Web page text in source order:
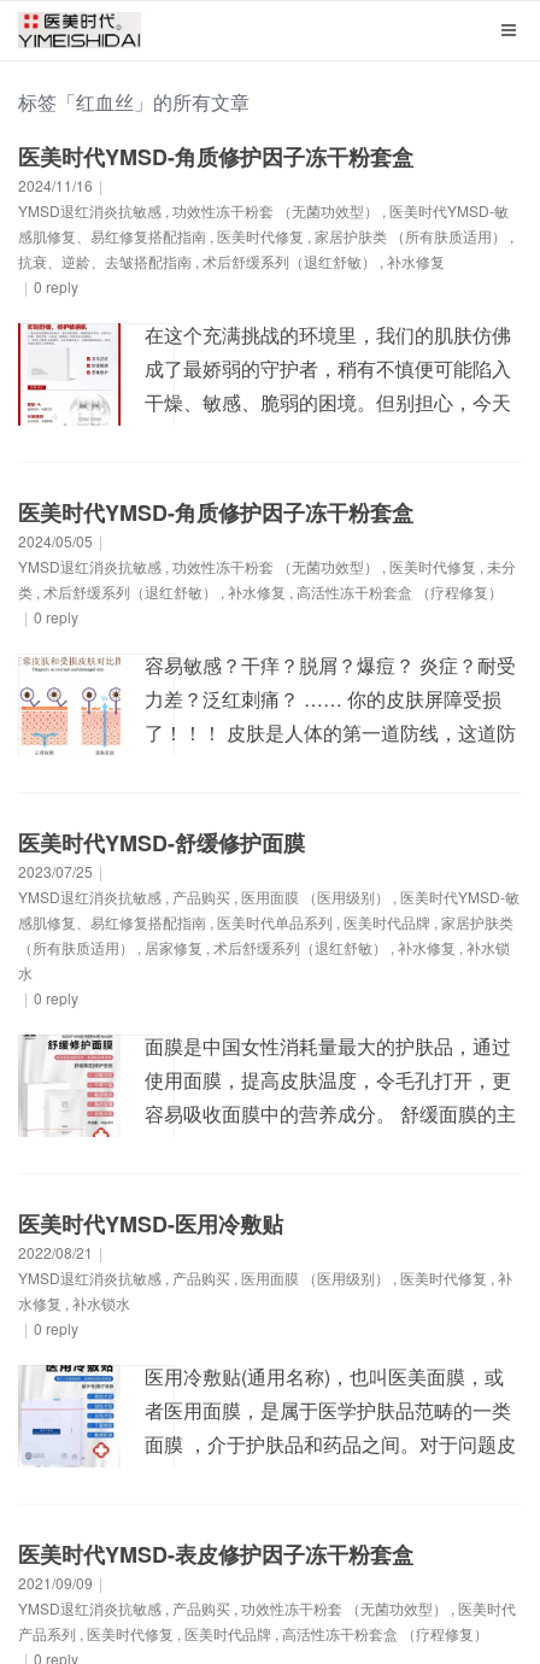
标签「红血丝」的所有文章
医美时代YMSD-角质修护因子冻干粉套盒
2024/11/16 |
YMSD退红消炎抗敏感 , 功效性冻干粉套 （无菌功效型） , 医美时代YMSD-敏
感肌修复、易红修复搭配指南 , 医美时代修复 , 家居护肤类 （所有肤质适用）
,
抗衰、逆龄、去皱搭配指南 , 术后舒缓系列（退红舒敏） , 补水修复
| 0 reply
在这个充满挑战的环境里，我们的肌肤仿佛
成了最娇弱的守护者，稍有不慎便可能陷入
干燥、敏感、脆弱的困境。但别担心，今天
力量，专为解决肌肤屏障问题而生，让你轻
代YMSD-角质修护因子冻干粉套盒首先以其
卓越的屏障修...
医美时代YMSD-角质修护因子冻干粉套盒
2024/05/05 |
YMSD退红消炎抗敏感 , 功效性冻干粉套 （无菌功效型） , 医美时代修复 , 未分
类 , 术后舒缓系列（退红舒敏） , 补水修复 , 高活性冻干粉套盒 （疗程修复）
| 0 reply
容易敏感？干痒？脱屑？爆痘？ 炎症？耐受
力差？泛红刺痛？ …… 你的皮肤屏障受损
了！！！ 皮肤是人体的第一道防线，这道防
抗炎的作用。如果皮肤屏障受损，会使皮肤
问题。敏感肌用户最为集中的年龄段是26-30
岁，其中熬...
医美时代YMSD-舒缓修护面膜
2023/07/25 |
YMSD退红消炎抗敏感 , 产品购买 , 医用面膜 （医用级别） , 医美时代YMSD-敏
感肌修复、易红修复搭配指南 , 医美时代单品系列 , 医美时代品牌 , 家居护肤类
（所有肤质适用）
, 居家修复 , 术后舒缓系列（退红舒敏） , 补水修复 , 补水锁
水
| 0 reply
面膜是中国女性消耗量最大的护肤品，通过
使用面膜，提高皮肤温度，令毛孔打开，更
容易吸收面膜中的营养成分。 舒缓面膜的主
使用。 改善皮肤敏感、暗沉、红血丝等不良
缓修护面膜 【产品规格】30g/片x5片/盒
医美时代YMSD-医用冷敷贴
2022/08/21 |
YMSD退红消炎抗敏感 , 产品购买 , 医用面膜 （医用级别） , 医美时代修复 , 补
水修复 , 补水锁水
| 0 reply
医用冷敷贴(通用名称)，也叫医美面膜，或
者医用面膜，是属于医学护肤品范畴的一类
面膜 ，介于护肤品和药品之间。对于问题皮
激，维护正常的皮肤屏障和平衡，抵御外界
贴” 【产品规格】30g/片x5片 【产品功效】
医用械...
医美时代YMSD-表皮修护因子冻干粉套盒
2021/09/09 |
YMSD退红消炎抗敏感 , 产品购买 , 功效性冻干粉套 （无菌功效型） , 医美时代
产品系列 , 医美时代修复 , 医美时代品牌 , 高活性冻干粉套盒 （疗程修复）
| 0 reply